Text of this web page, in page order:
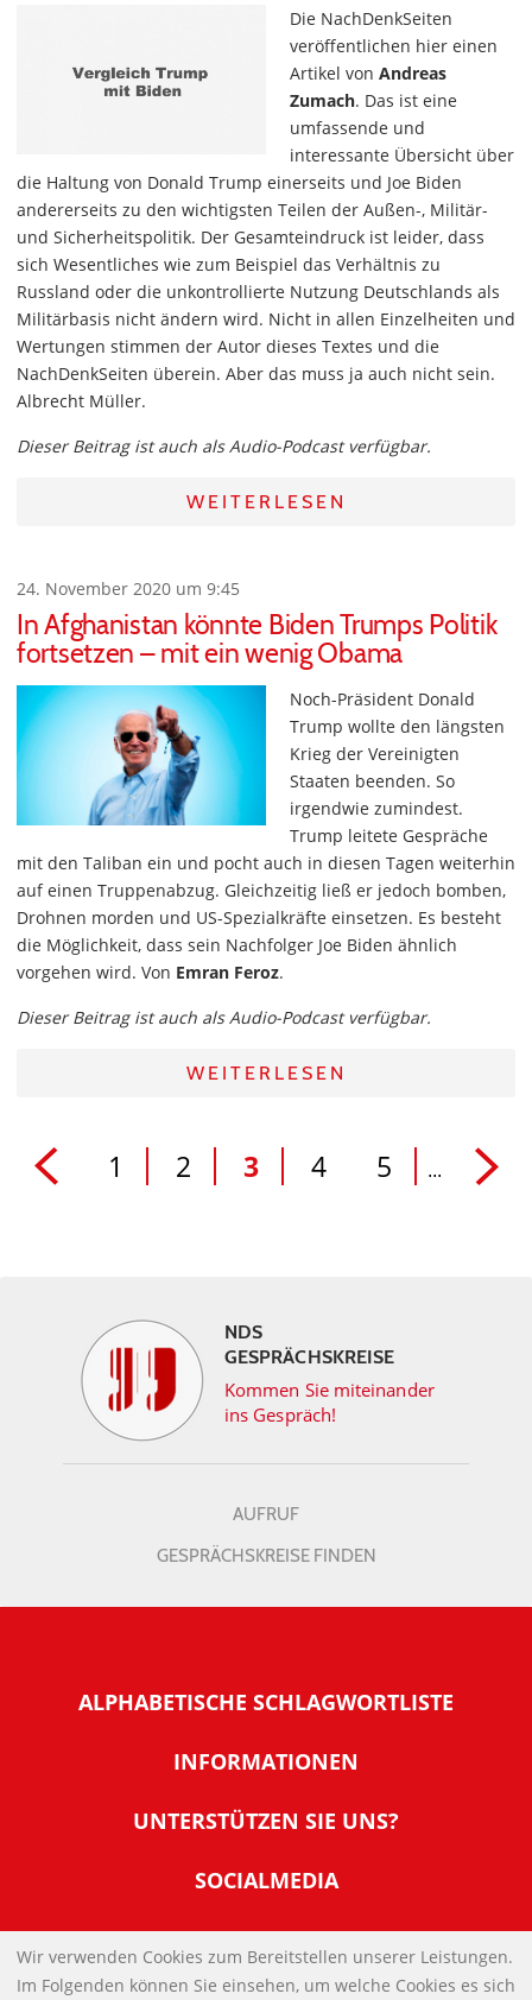
Die NachDenkSeiten
veröffentlichen hier einen
Artikel von Andreas
Zumach. Das ist eine
umfassende und
interessante Übersicht über
die Haltung von Donald Trump einerseits und Joe Biden
andererseits zu den wichtigsten Teilen der Außen-, Militär-
und Sicherheitspolitik. Der Gesamteindruck ist leider, dass
sich Wesentliches wie zum Beispiel das Verhältnis zu
Russland oder die unkontrollierte Nutzung Deutschlands als
Militärbasis nicht ändern wird. Nicht in allen Einzelheiten und
Wertungen stimmen der Autor dieses Textes und die
NachDenkSeiten überein. Aber das muss ja auch nicht sein.
Albrecht Müller.
Dieser Beitrag ist auch als Audio-Podcast verfügbar.
WEITERLESEN
24. November 2020 um 9:45
In Afghanistan könnte Biden Trumps Politik
fortsetzen – mit ein wenig Obama
Noch-Präsident Donald
Trump wollte den längsten
Krieg der Vereinigten
Staaten beenden. So
irgendwie zumindest.
Trump leitete Gespräche
mit den Taliban ein und pocht auch in diesen Tagen weiterhin
auf einen Truppenabzug. Gleichzeitig ließ er jedoch bomben,
Drohnen morden und US-Spezialkräfte einsetzen. Es besteht
die Möglichkeit, dass sein Nachfolger Joe Biden ähnlich
vorgehen wird. Von Emran Feroz.
Dieser Beitrag ist auch als Audio-Podcast verfügbar.
WEITERLESEN
1 2 3 4 5 ...
NDS
GESPRÄCHSKREISE
Kommen Sie miteinander
ins Gespräch!
AUFRUF
GESPRÄCHSKREISE FINDEN
ALPHABETISCHE SCHLAGWORTLISTE
INFORMATIONEN
Warum NachDenkSeiten
Tipps zur Nutzung der NachDenkSeiten
Banner und E-Mail-Signaturen
Links
UNTERSTÜTZEN SIE UNS?
Werden Sie Fördermitglied
Spenden Sie Online
SOCIALMEDIA
IMPRESSUM
Wir verwenden Cookies zum Bereitstellen unserer Leistungen.
Im Folgenden können Sie einsehen, um welche Cookies es sich